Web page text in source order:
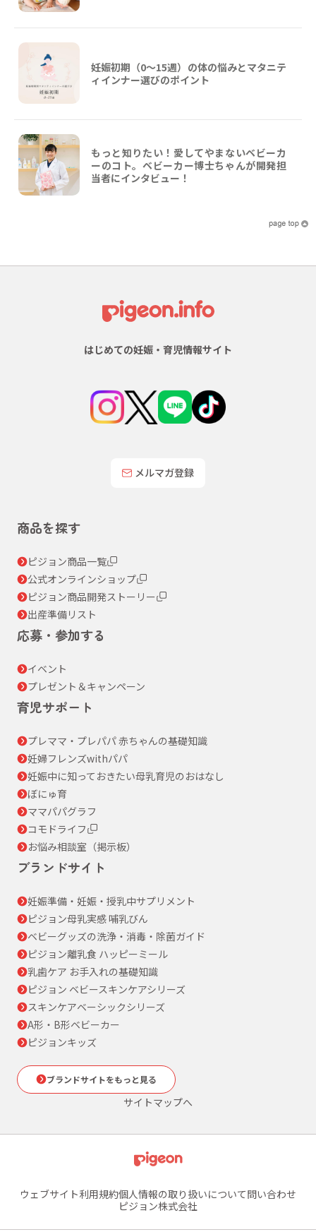
妊娠初期（0〜15週）の体の悩みとマタニテ
ィインナー選びのポイント
もっと知りたい！愛してやまないベビーカ
ーのコト。ベビーカー博士ちゃんが開発担
当者にインタビュー！
はじめての妊娠・育児情報サイト
メルマガ登録
商品を探す
ピジョン商品一覧
公式オンラインショップ
ピジョン商品開発ストーリー
出産準備リスト
応募・参加する
イベント
プレゼント＆キャンペーン
育児サポート
プレママ・プレパパ 赤ちゃんの基礎知識
妊婦フレンズwithパパ
妊娠中に知っておきたい母乳育児のおはなし
ぼにゅ育
ママパパグラフ
コモドライフ
お悩み相談室（掲示板）
ブランドサイト
妊娠準備・妊娠・授乳中サプリメント
ピジョン母乳実感 哺乳びん
ベビーグッズの洗浄・消毒・除菌ガイド
ピジョン離乳食 ハッピーミール
乳歯ケア お手入れの基礎知識
ピジョン ベビースキンケアシリーズ
スキンケアベーシックシリーズ
A形・B形ベビーカー
ピジョンキッズ
ブランドサイトをもっと見る
サイトマップへ
ウェブサイト利用規約個人情報の取り扱いについて問い合わせ
ピジョン株式会社